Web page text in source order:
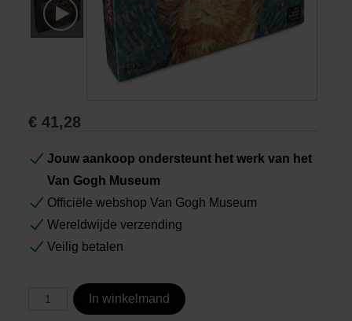
Boeken
Cadeaus
€ 41,28
Jouw aankoop ondersteunt het werk van het
Van Gogh Museum
Officiële webshop Van Gogh Museum
Wereldwijde verzending
Veilig betalen
In winkelmand